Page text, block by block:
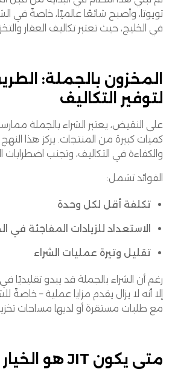
تويوتا، وأصبح شائعًا عالميًا، خاصةً في
في الخليج، حيث تعتبر تكاليف العقار
المخزون بالجملة:
لتوفير التكاليف
على النقيض، يعتبر الشراء بالجملة
كميات كبيرة من المنتجات. يركز هذا
والكفاءة في التكاليف، وتجنب اضطرابات
الفوائد تشمل:
تكلفة أقل لكل وحدة
الاستعداد للزيادات المفاجئة في
تقليل وتيرة عمليات الشراء
رغم أن الشراء بالجملة قد يبدو تقليديًا في
إلا أنه لا يزال يقدم مزايا عملية – خاصةً
مع طلبات مستقرة أو لديها مساحات
متى يكون JIT هو الخيار الأفضل